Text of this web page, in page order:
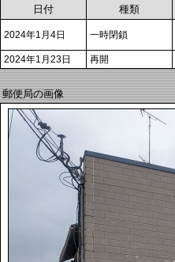
日付
種類
2024年1月4日 一時閉鎖
2024年1月23日
再開
郵便局の画像